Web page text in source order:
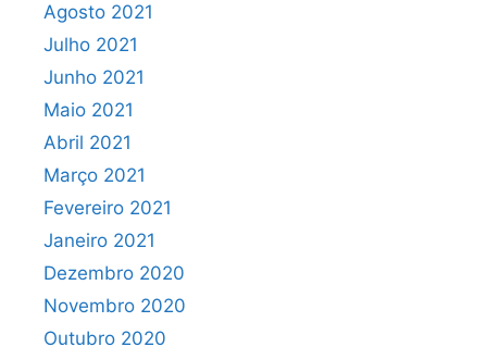
Agosto 2021
Julho 2021
Junho 2021
Maio 2021
Abril 2021
Março 2021
Fevereiro 2021
Janeiro 2021
Dezembro 2020
Novembro 2020
Outubro 2020